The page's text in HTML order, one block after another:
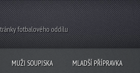
fotbalového oddílu
MUŽI SOUPISKA MLADŠÍ PŘÍPRAVKA